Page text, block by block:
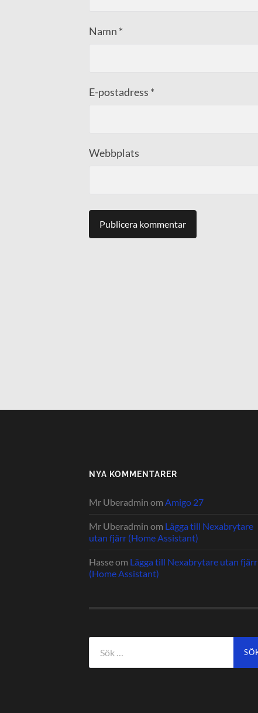
Namn *
E-postadress *
Webbplats
NYA KOMMENTARER
Mr Uberadmin om Amigo 27
Mr Uberadmin om Lägga till Nexabrytare
utan fjärr (Home Assistant)
Hasseom Lägga till Nexabrytare utan fjärr
(Home Assistant)
efter: